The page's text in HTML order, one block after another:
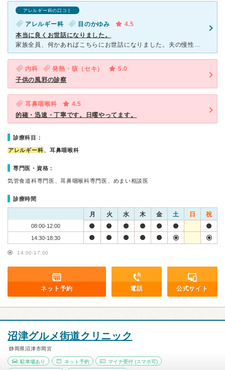
アレルギー科の口コミ
アレルギー科 目のかゆみ
4.5
本当に良くお世話になりました。
家族全員、何かあればこちらにお世話になりました。夫の慢性鼻炎、私の花粉症、娘の風邪、全てこちらですね。予防接種もして貰えましたが、タイミングやその年の状況によりますね。先生はさっさっと診察をしてくれま
内科 発熱・咳（セキ）
5.0
子供の風邪の診察
耳鼻咽喉科
4.5
的確・迅速・丁寧です。日曜やってます。
診療科目：
アレルギー科、耳鼻咽喉科
専門医・資格：
気管食道科専門医、耳鼻咽喉科専門医、めまい相談医
診療時間
月 火 水 木 金 土 日 祝
08:00-12:00
14:30-18:30
14:00-17:00
ネット予約 電話 公式サイト
沼津グルメ街道クリニック
静岡県沼津市岡宮
駐車場あり ネット予約 マイナ受付 (スマホ可)